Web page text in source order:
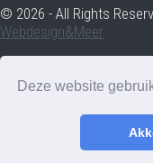
Deze website
© 2026 - All Rights
Webdesign&Meer